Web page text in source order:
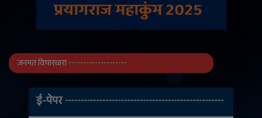
जनमत विचारधारा --------------------